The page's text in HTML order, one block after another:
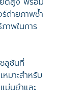
ร์ถ่ายภาพซ้ำ
าพในการ
ลูชันที่
มาะสำหรับ
ม่นยำและ